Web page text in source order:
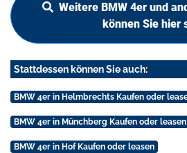
Weitere BMW 4er und
können Sie hier
Stattdessen können Sie auch:
BMW 4er in Helmbrechts Kaufen oder
BMW 4er in Münchberg Kaufen oder leasen
BMW 4er in Hof Kaufen oder leasen